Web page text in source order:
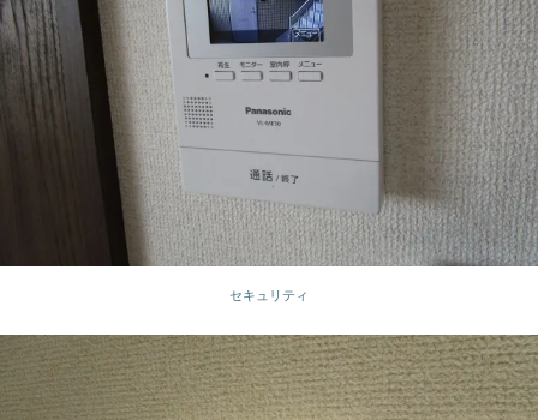
セキュリティ